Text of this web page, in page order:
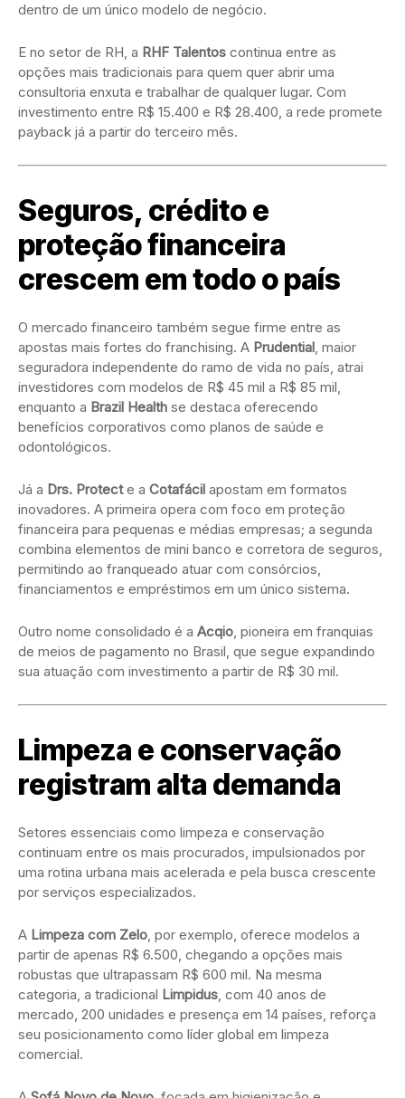
dentro de um único modelo de negócio.
E no setor de RH, a RHF Talentos continua entre as
opções mais tradicionais para quem quer abrir uma
consultoria enxuta e trabalhar de qualquer lugar. Com
investimento entre R$ 15.400 e R$ 28.400, a rede promete
payback já a partir do terceiro mês.
Seguros, crédito e
proteção financeira
crescem em todo o país
O mercado financeiro também segue firme entre as
apostas mais fortes do franchising. A Prudential, maior
seguradora independente do ramo de vida no país, atrai
investidores com modelos de R$ 45 mil a R$ 85 mil,
enquanto a Brazil Health se destaca oferecendo
benefícios corporativos como planos de saúde e
odontológicos.
Já a Drs. Protecte a Cotafácil apostam em formatos
inovadores. A primeira opera com foco em proteção
financeira para pequenas e médias empresas; a segunda
combina elementos de mini banco e corretora de seguros,
permitindo ao franqueado atuar com consórcios,
financiamentos e empréstimos em um único sistema.
Outro nome consolidado é a Acqio, pioneira em franquias
de meios de pagamento no Brasil, que segue expandindo
sua atuação com investimento a partir de R$ 30 mil.
Limpeza e conservação
registram alta demanda
Setores essenciais como limpeza e conservação
continuam entre os mais procurados, impulsionados por
uma rotina urbana mais acelerada e pela busca crescente
por serviços especializados.
A Limpeza com Zelo, por exemplo, oferece modelos a
partir de apenas R$ 6.500, chegando a opções mais
robustas que ultrapassam R$ 600 mil. Na mesma
categoria, a tradicional Limpidus, com 40 anos de
mercado, 200 unidades e presença em 14 países, reforça
seu posicionamento como líder global em limpeza
comercial.